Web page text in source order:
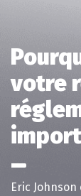
votre
Eric